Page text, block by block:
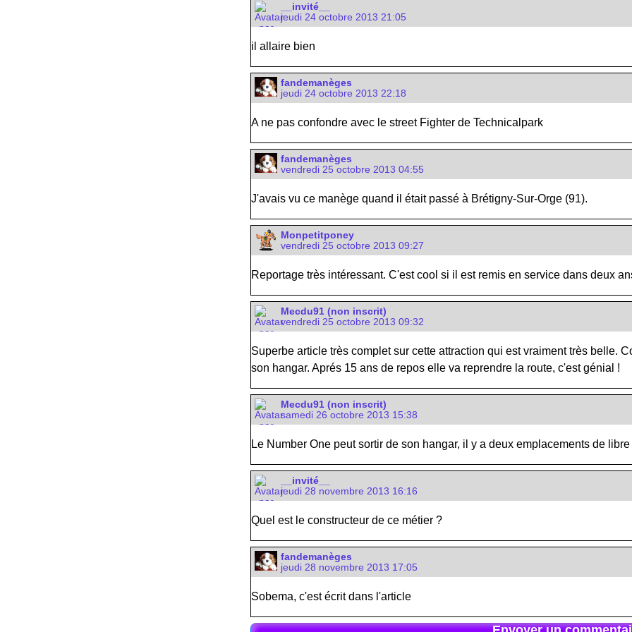
__invité__
jeudi 24 octobre 2013 21:05
il allaire bien
fandemanèges
jeudi 24 octobre 2013 22:18
A ne pas confondre avec le street Fighter de Technicalpark
fandemanèges
vendredi 25 octobre 2013 04:55
J'avais vu ce manège quand il était passé à Brétigny-Sur-Orge (91).
Monpetitponey
vendredi 25 octobre 2013 09:27
Reportage très intéressant. C'est cool si il est remis en service dans deux
Mecdu91 (non inscrit)
vendredi 25 octobre 2013 09:32
Superbe article très complet sur cette attraction qui est vraiment très belle.
son hangar. Aprés 15 ans de repos elle va reprendre la route, c'est génial !
Mecdu91 (non inscrit)
samedi 26 octobre 2013 15:38
Le Number One peut sortir de son hangar, il y a deux emplacements de
__invité__
jeudi 28 novembre 2013 16:16
Quel est le constructeur de ce métier ?
fandemanèges
jeudi 28 novembre 2013 17:05
Sobema, c'est écrit dans l'article